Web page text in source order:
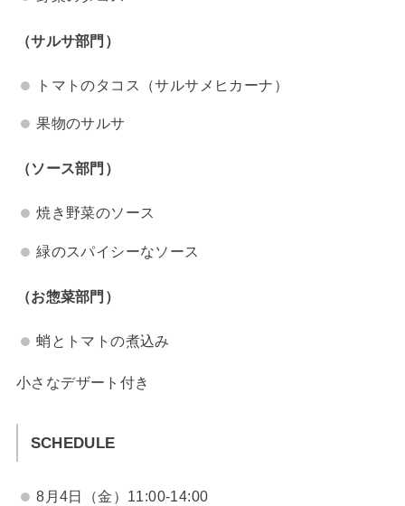
（サルサ部門）
トマトのタコス（サルサメヒカーナ）
果物のサルサ
（ソース部門）
焼き野菜のソース
緑のスパイシーなソース
（お惣菜部門）
蛸とトマトの煮込み
小さなデザート付き
SCHEDULE
8月4日（金）11:00-14:00